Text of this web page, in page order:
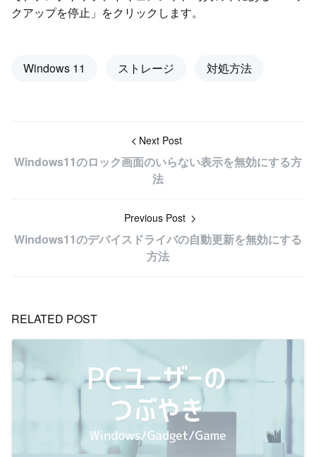
クアップを停止」をクリックします。
Windows 11 ストレージ 対処方法
Next Post
Windows11のロック画面のいらない表示を無効にする方
法
Previous Post
Windows11のデバイスドライバの自動更新を無効にする
方法
RELATED POST